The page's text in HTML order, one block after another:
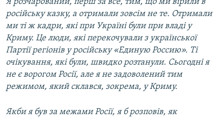
російську казку, а отримали зовсім не те. Отримали
ми ті ж кадри, які при Україні були при владі у
Криму. Це люди, які перекочували з української
Партії регіонів у російську «Единую Россию». Ті
очікування, які були, швидко розтанули. Сьогодні я
не є ворогом Росії, але я не задоволений тим
режимом, який склався, зокрема, у Криму.
Якби я був за межами Росії, я б розповів, як